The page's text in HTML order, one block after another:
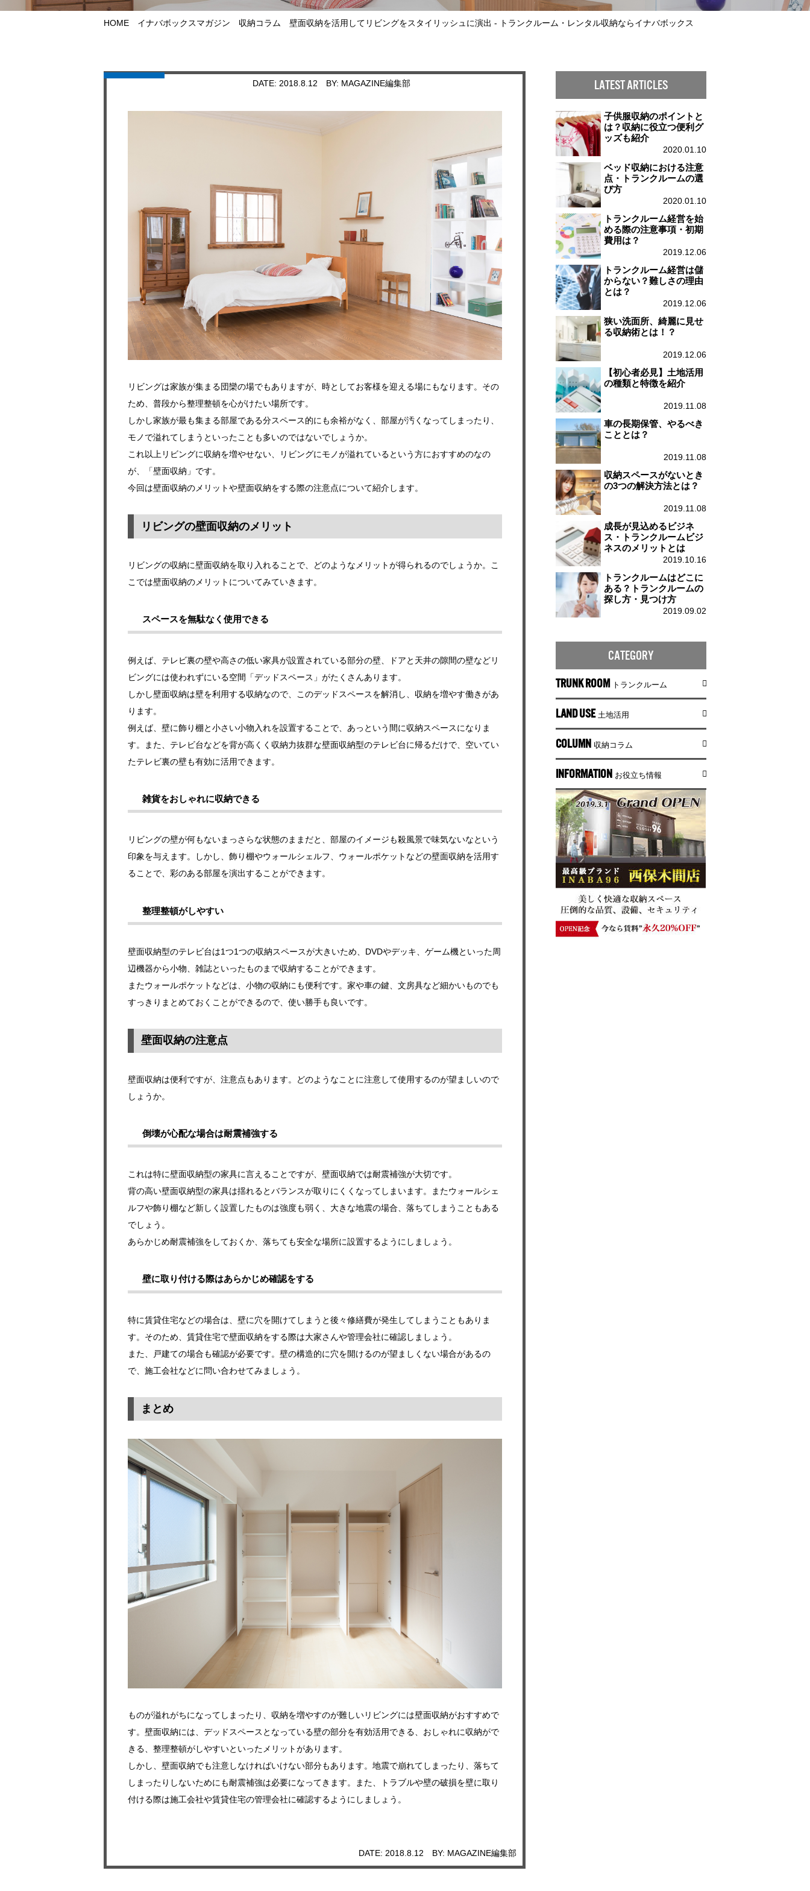
HOME イナバボックスマガジン 収納コラム 壁面収納を活用してリビングをスタイリッシュに演出 - トランクルーム・レンタル収納ならイナバボックス
DATE: 2018.8.12 BY: MAGAZINE編集部
リビングは家族が集まる団欒の場でもありますが、時としてお客様を迎える場にもなります。その
ため、普段から整理整頓を心がけたい場所です。
しかし家族が最も集まる部屋である分スペース的にも余裕がなく、部屋が汚くなってしまったり、
モノで溢れてしまうといったことも多いのではないでしょうか。
これ以上リビングに収納を増やせない、リビングにモノが溢れているという方におすすめのなの
が、「壁面収納」です。
今回は壁面収納のメリットや壁面収納をする際の注意点について紹介します。
リビングの壁面収納のメリット
リビングの収納に壁面収納を取り入れることで、どのようなメリットが得られるのでしょうか。こ
こでは壁面収納のメリットについてみていきます。
スペースを無駄なく使用できる
例えば、テレビ裏の壁や高さの低い家具が設置されている部分の壁、ドアと天井の隙間の壁などリ
ビングには使われずにいる空間「デッドスペース」がたくさんあります。
しかし壁面収納は壁を利用する収納なので、このデッドスペースを解消し、収納を増やす働きがあ
ります。
例えば、壁に飾り棚と小さい小物入れを設置することで、あっという間に収納スペースになりま
す。また、テレビ台などを背が高くく収納力抜群な壁面収納型のテレビ台に帰るだけで、空いてい
たテレビ裏の壁も有効に活用できます。
雑貨をおしゃれに収納できる
リビングの壁が何もないまっさらな状態のままだと、部屋のイメージも殺風景で味気ないなという
印象を与えます。しかし、飾り棚やウォールシェルフ、ウォールポケットなどの壁面収納を活用す
ることで、彩のある部屋を演出することができます。
整理整頓がしやすい
壁面収納型のテレビ台は1つ1つの収納スペースが大きいため、DVDやデッキ、ゲーム機といった周
辺機器から小物、雑誌といったものまで収納することができます。
またウォールポケットなどは、小物の収納にも便利です。家や車の鍵、文房具など細かいものでも
すっきりまとめておくことができるので、使い勝手も良いです。
壁面収納の注意点
壁面収納は便利ですが、注意点もあります。どのようなことに注意して使用するのが望ましいので
しょうか。
倒壊が心配な場合は耐震補強する
これは特に壁面収納型の家具に言えることですが、壁面収納では耐震補強が大切です。
背の高い壁面収納型の家具は揺れるとバランスが取りにくくなってしまいます。またウォールシェ
ルフや飾り棚など新しく設置したものは強度も弱く、大きな地震の場合、落ちてしまうこともある
でしょう。
あらかじめ耐震補強をしておくか、落ちても安全な場所に設置するようにしましょう。
壁に取り付ける際はあらかじめ確認をする
特に賃貸住宅などの場合は、壁に穴を開けてしまうと後々修繕費が発生してしまうこともありま
す。そのため、賃貸住宅で壁面収納をする際は大家さんや管理会社に確認しましょう。
また、戸建ての場合も確認が必要です。壁の構造的に穴を開けるのが望ましくない場合があるの
で、施工会社などに問い合わせてみましょう。
まとめ
ものが溢れがちになってしまったり、収納を増やすのが難しいリビングには壁面収納がおすすめで
す。壁面収納には、デッドスペースとなっている壁の部分を有効活用できる、おしゃれに収納がで
きる、整理整頓がしやすいといったメリットがあります。
しかし、壁面収納でも注意しなければいけない部分もあります。地震で崩れてしまったり、落ちて
しまったりしないためにも耐震補強は必要になってきます。また、トラブルや壁の破損を壁に取り
付ける際は施工会社や賃貸住宅の管理会社に確認するようにしましょう。
DATE: 2018.8.12 BY: MAGAZINE編集部
LATEST ARTICLES
子供服収納のポイントと
は？収納に役立つ便利グ
ッズも紹介
2020.01.10
ベッド収納における注意
点・トランクルームの選
び方
2020.01.10
トランクルーム経営を始
める際の注意事項・初期
費用は？
2019.12.06
トランクルーム経営は儲
からない？難しさの理由
とは？
2019.12.06
狭い洗面所、綺麗に見せ
る収納術とは！？
2019.12.06
【初心者必見】土地活用
の種類と特徴を紹介
2019.11.08
車の長期保管、やるべき
こととは？
2019.11.08
収納スペースがないとき
の3つの解決方法とは？
2019.11.08
成長が見込めるビジネ
ス・トランクルームビジ
ネスのメリットとは
2019.10.16
トランクルームはどこに
ある？トランクルームの
探し方・見つけ方
2019.09.02
CATEGORY
TRUNK ROOM トランクルーム
LAND USE 土地活用
COLUMN 収納コラム
INFORMATION お役立ち情報